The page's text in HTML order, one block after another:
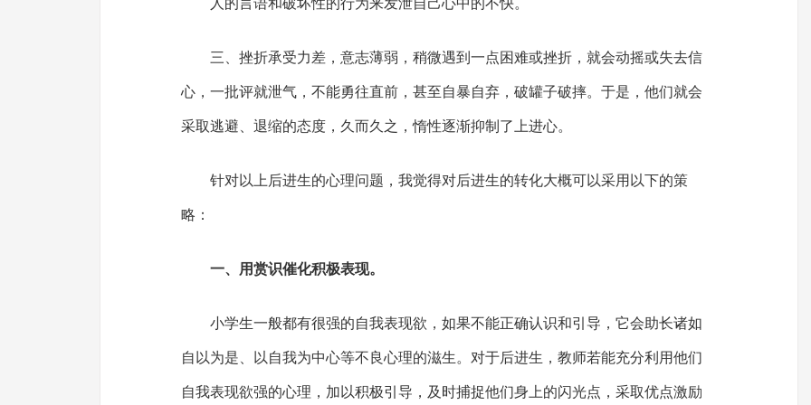
人的言语和破坏性的行为来发泄自己心中的不快。
三、挫折承受力差，意志薄弱，稍微遇到一点困难或挫折，就会动摇或失去信
心，一批评就泄气，不能勇往直前，甚至自暴自弃，破罐子破摔。于是，他们就会
采取逃避、退缩的态度，久而久之，惰性逐渐抑制了上进心。
针对以上后进生的心理问题，我觉得对后进生的转化大概可以采用以下的策
略：
一、用赏识催化积极表现。
小学生一般都有很强的自我表现欲，如果不能正确认识和引导，它会助长诸如
自以为是、以自我为中心等不良心理的滋生。对于后进生，教师若能充分利用他们
自我表现欲强的心理，加以积极引导，及时捕捉他们身上的闪光点，采取优点激励